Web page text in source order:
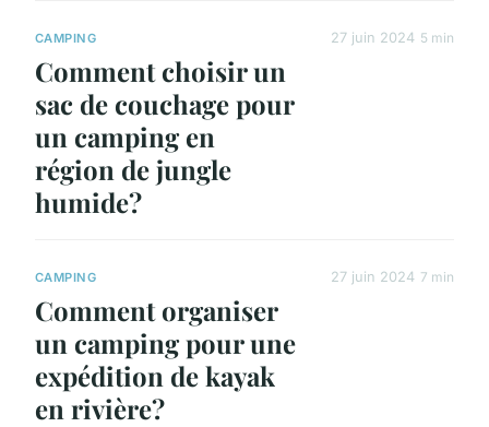
CAMPING
Comment choisir un
sac de couchage pour
un camping en
région de jungle
humide?
27 juin 2024 5 min
CAMPING
Comment organiser
un camping pour une
expédition de kayak
en rivière?
27 juin 2024 7 min